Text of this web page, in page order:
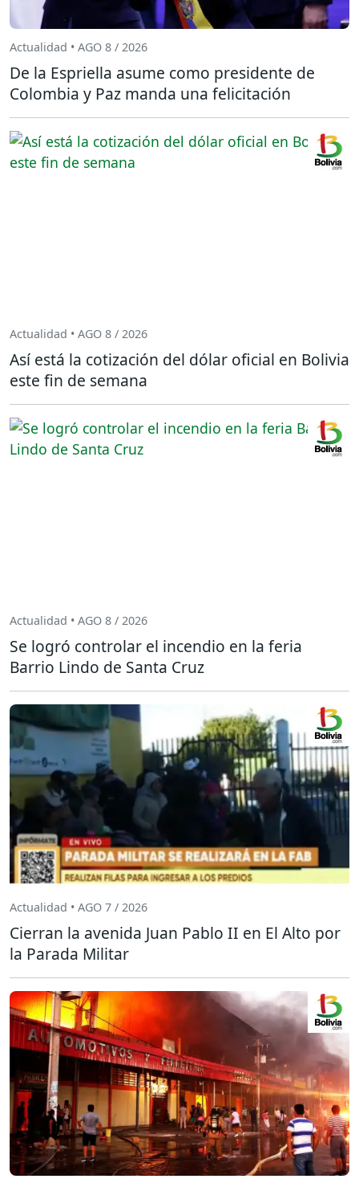
Actualidad • AGO 8 / 2026
De la Espriella asume como presidente de
Colombia y Paz manda una felicitación
Actualidad • AGO 8 / 2026
Así está la cotización del dólar oficial en Bolivia
este fin de semana
Actualidad • AGO 8 / 2026
Se logró controlar el incendio en la feria
Barrio Lindo de Santa Cruz
Actualidad • AGO 7 / 2026
Cierran la avenida Juan Pablo II en El Alto por
la Parada Militar